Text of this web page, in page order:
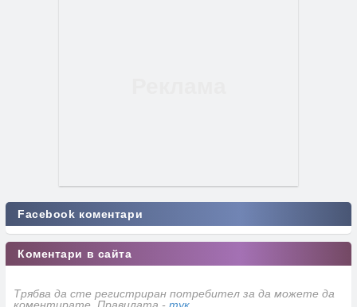
Facebook коментари
Коментари в сайта
Трябва да сте регистриран потребител за да можете да